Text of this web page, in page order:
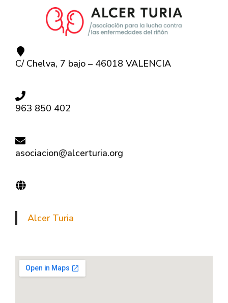
C/ Chelva, 7 bajo – 46018 VALENCIA
963 850 402
asociacion@alcerturia.org
Alcer Turia